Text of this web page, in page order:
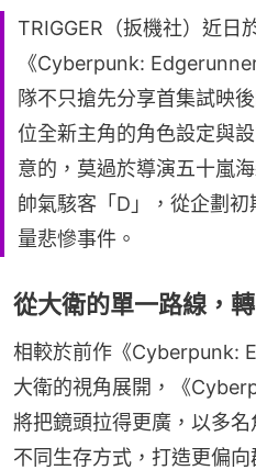
TRIGGER（扳機社）近
《Cyberpunk:
隊不只搶先分享首集試映
位全新主角的角色設定與
意的，莫過於導演五十嵐
帥氣駭客「D」，從企劃
量悲慘事件。
從大衛的單一路線，
相較於前作《Cyberpunk:
大衛的視角展開，《
將把鏡頭拉得更廣，以多
不同生存方式，打造更偏向